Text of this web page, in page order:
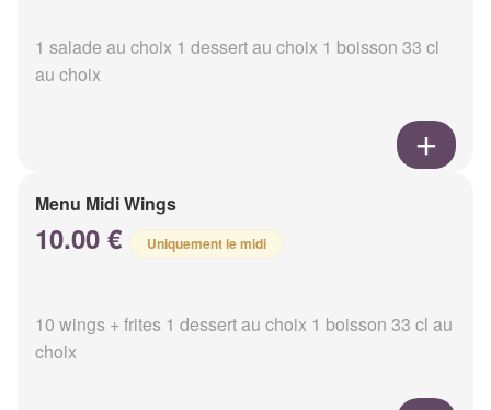
1 salade au choix 1 dessert au choix 1 boisson 33 cl
au choix
Menu Midi Wings
10.00 € Uniquement le midi
10 wings + frites 1 dessert au choix 1 boisson 33 cl au
choix